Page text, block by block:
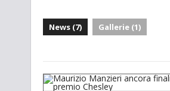
News (7) Gallerie (1)